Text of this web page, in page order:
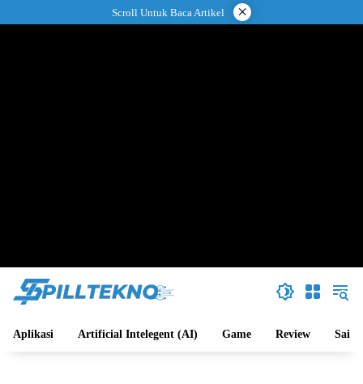
ke
Scroll Untuk Baca Artikel ×
Aplikasi Artificial Intelegent (AI) Game Review Sains